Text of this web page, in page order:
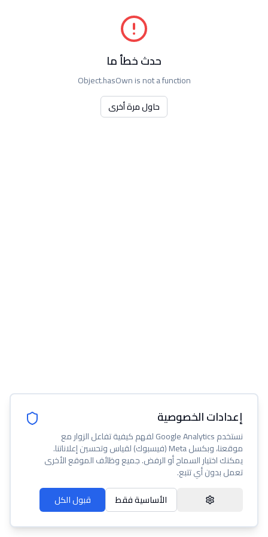
حدث خطأ ما
Object.hasOwn is not a function
حاول مرة أخرى
إعدادات الخصوصية
نستخدم Google Analytics لفهم كيفية تفاعل الزوار مع
موقعنا، وبكسل Meta (فيسبوك) لقياس وتحسين إعلاناتنا.
يمكنك اختيار السماح أو الرفض. جميع وظائف الموقع الأخرى
تعمل بدون أي تتبع.
قبول الكل
الأساسية فقط